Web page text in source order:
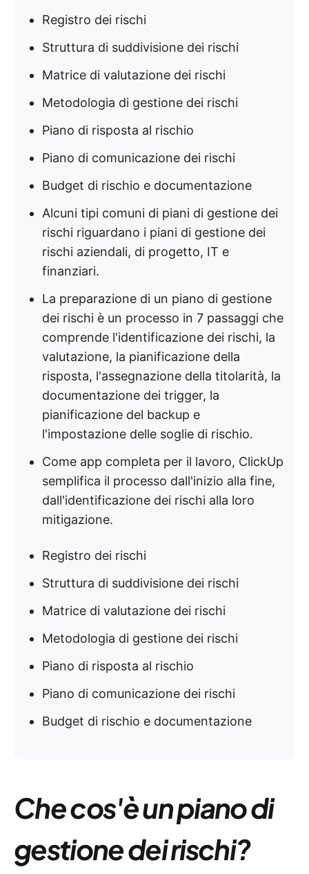
Registro dei rischi
Struttura di suddivisione dei rischi
Matrice di valutazione dei rischi
Metodologia di gestione dei rischi
Piano di risposta al rischio
Piano di comunicazione dei rischi
Budget di rischio e documentazione
Alcuni tipi comuni di piani di gestione dei
rischi riguardano i piani di gestione dei
rischi aziendali, di progetto, IT e
finanziari.
La preparazione di un piano di gestione
dei rischi è un processo in 7 passaggi che
comprende l'identificazione dei rischi, la
valutazione, la pianificazione della
risposta, l'assegnazione della titolarità, la
documentazione dei trigger, la
pianificazione del backup e
l'impostazione delle soglie di rischio.
Come app completa per il lavoro, ClickUp
semplifica il processo dall'inizio alla fine,
dall'identificazione dei rischi alla loro
mitigazione.
Registro dei rischi
Struttura di suddivisione dei rischi
Matrice di valutazione dei rischi
Metodologia di gestione dei rischi
Piano di risposta al rischio
Piano di comunicazione dei rischi
Budget di rischio e documentazione
Che cos'è un piano di
gestione dei rischi?